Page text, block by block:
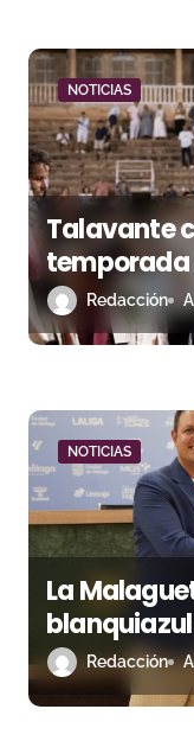
d
a
s
NOTICIAS
Talavante
temporada
niega el
Redacción
NOTICIAS
La
corridaRedacción